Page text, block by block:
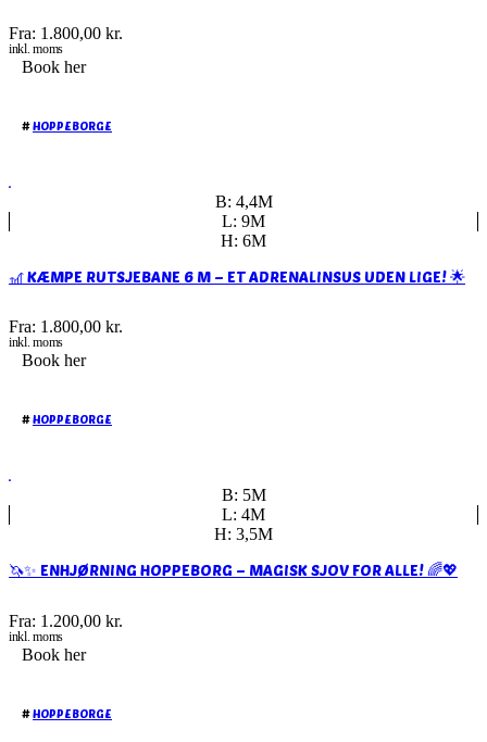
Fra: 1.800,00 kr.
inkl. moms
Book her
#HOPPEBORGE
B: 4,4M
L: 9M
H: 6M
🎢 KÆMPE RUTSJEBANE 6 M – ET ADRENALINSUS UDEN LIGE! 🌟
Fra: 1.800,00 kr.
inkl. moms
Book her
#HOPPEBORGE
B: 5M
L: 4M
H: 3,5M
🦄✨ ENHJØRNING HOPPEBORG – MAGISK SJOV FOR ALLE! 🌈💖
Fra: 1.200,00 kr.
inkl. moms
Book her
#HOPPEBORGE